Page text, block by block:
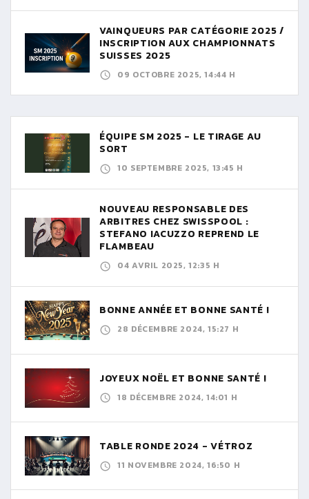
VAINQUEURS PAR CATÉGORIE 2025 /
INSCRIPTION AUX CHAMPIONNATS
SUISSES 2025
09 OCTOBRE 2025, 14:44 H
ÉQUIPE SM 2025 - LE TIRAGE AU
SORT
10 SEPTEMBRE 2025, 13:45 H
NOUVEAU RESPONSABLE DES
ARBITRES CHEZ SWISSPOOL :
STEFANO IACUZZO REPREND LE
FLAMBEAU
04 AVRIL 2025, 12:35 H
BONNE ANNÉE ET BONNE SANTÉ !
28 DÉCEMBRE 2024, 15:27 H
JOYEUX NOËL ET BONNE SANTÉ !
18 DÉCEMBRE 2024, 14:01 H
TABLE RONDE 2024 - VÉTROZ
11 NOVEMBRE 2024, 16:50 H